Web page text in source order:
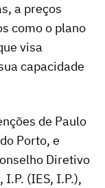
a preços
como o plano
visa
capacidade
de Paulo
Porto, e
Diretivo
(IES, I.P.),